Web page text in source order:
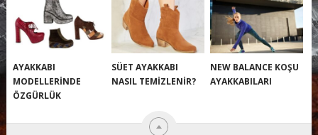
AYAKKABI
MODELLERINDE
ÖZGÜRLÜK
SÜET AYAKKABI
NASIL TEMIZLENIR?
NEW BALANCE KOŞU
AYAKKABILARI